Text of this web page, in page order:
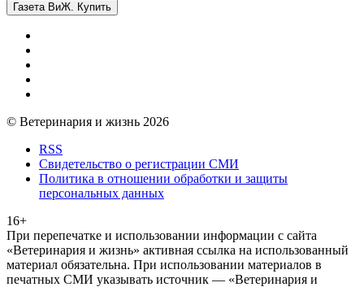
Газета ВиЖ. Купить
© Ветеринария и жизнь 2026
RSS
Свидетельство о регистрации СМИ
Политика в отношении обработки и защиты
персональных данных
16+
При перепечатке и использовании информации с сайта
«Ветеринария и жизнь» активная ссылка на использованный
материал обязательна. При использовании материалов в
печатных СМИ указывать источник — «Ветеринария и